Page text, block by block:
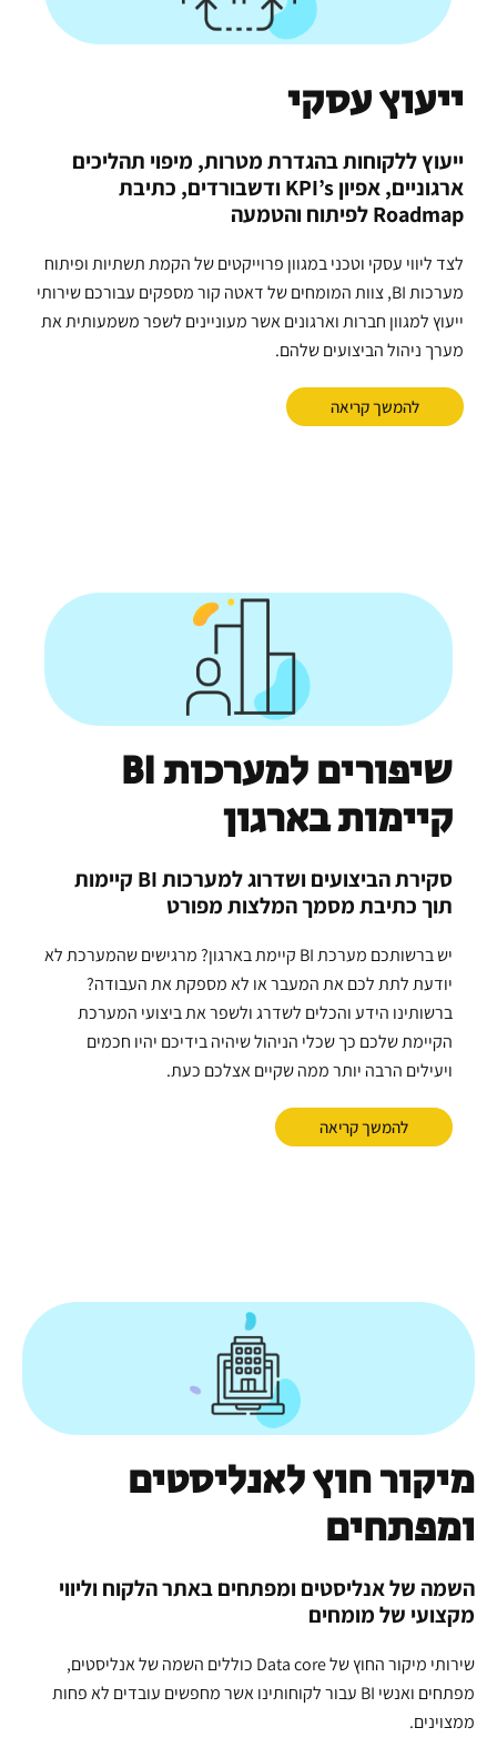
ייעוץ עסקי
ייעוץ ללקוחות בהגדרת מטרות, מיפוי תהליכים
ארגוניים, אפיון KPI’s ודשבורדים, כתיבת
Roadmap לפיתוח והטמעה
לצד ליווי עסקי וטכני במגוון פרוייקטים של הקמת תשתיות ופיתוח
מערכות BI, צוות המומחים של דאטה קור מספקים עבורכם שירותי
ייעוץ למגוון חברות וארגונים אשר מעוניינים לשפר משמעותית את
מערך ניהול הביצועים שלהם.
להמשך קריאה
שיפורים למערכות BI
קיימות בארגון
סקירת הביצועים ושדרוג למערכות BI קיימות
תוך כתיבת מסמך המלצות מפורט
יש ברשותכם מערכת BI קיימת בארגון? מרגישים שהמערכת לא
יודעת לתת לכם את המעבר או לא מספקת את העבודה?
ברשותינו הידע והכלים לשדרג ולשפר את ביצועי המערכת
הקיימת שלכם כך שכלי הניהול שיהיה בידיכם יהיו חכמים
ויעילים הרבה יותר ממה שקיים אצלכם כעת.
להמשך קריאה
מיקור חוץ לאנליסטים
ומפתחים
השמה של אנליסטים ומפתחים באתר הלקוח וליווי
מקצועי של מומחים
שירותי מיקור החוץ של Data core כוללים השמה של אנליסטים,
מפתחים ואנשי BI עבור לקוחותינו אשר מחפשים עובדים לא פחות
ממצוינים.